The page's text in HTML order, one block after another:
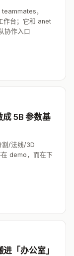
，
作台；它和 anet
协作入口
5B 参数基
割/法线/3D
demo，而在下
「办公室」